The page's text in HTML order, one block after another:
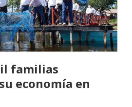
familias
economía en